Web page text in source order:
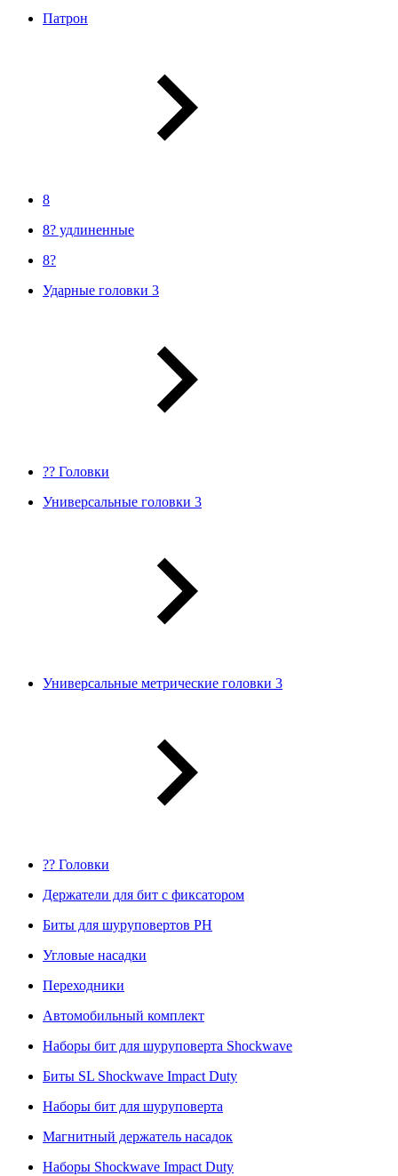
Патрон
8
8? удлиненные
8?
Ударные головки 3
?? Головки
Универсальные головки 3
Универсальные метрические головки 3
?? Головки
Держатели для бит с фиксатором
Биты для шуруповертов PH
Угловые насадки
Переходники
Автомобильный комплект
Наборы бит для шуруповерта Shockwave
Биты SL Shockwave Impact Duty
Наборы бит для шуруповерта
Магнитный держатель насадок
Наборы Shockwave Impact Duty